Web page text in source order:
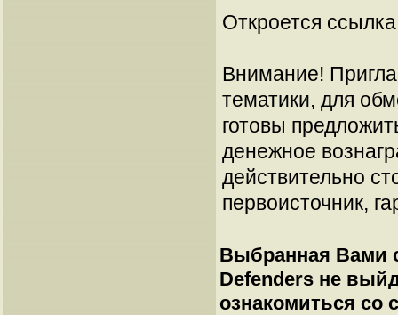
Откроется
Внимание!
тематики, для
готовы
денежное
действительно
первоисточник,
Выбранная Вами
Defenders не
ознакомиться